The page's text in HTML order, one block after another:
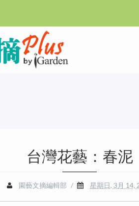
台灣花藝：春泥
園藝文摘編輯部 / 星期日, 3月 14,